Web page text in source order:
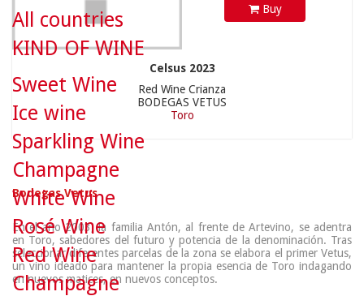
Buy
Celsus 2023
Red Wine Crianza
BODEGAS VETUS
Toro
Bodegas Vetus
En el año 2003, la familia Antón, al frente de Artevino, se adentra
en Toro, sabedores del futuro y potencia de la denominación. Tras
seleccionar diferentes parcelas de la zona se elabora el primer Vetus,
un vino ideado para mantener la propia esencia de Toro indagando
en nuevos matices, en nuevos conceptos.
All countries
KIND OF WINE
Sweet Wine
Ice wine
Sparkling Wine
Champagne
White Wine
Rosé Wine
Red Wine
Champagne